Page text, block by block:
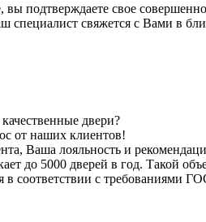
подтверждаете свое
специалист свяжется с Вами в
двери?
от наших клиентов!
Ваша лояльность и
до 5000 дверей в год. Такой
соответствии с требованиями